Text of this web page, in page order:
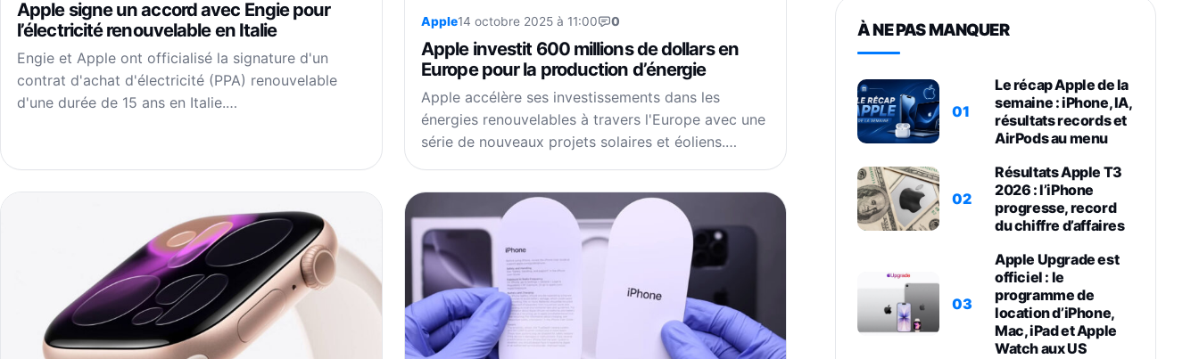
Apple signe un accord avec Engie pour
l’électricité renouvelable en Italie
Engie et Apple ont officialisé la signature d'un
contrat d'achat d'électricité (PPA) renouvelable
d'une durée de 15 ans en Italie.…
Apple14 octobre 2025 à 11:00 0
Apple investit 600 millions de dollars en
Europe pour la production d’énergie
Apple accélère ses investissements dans les
énergies renouvelables à travers l'Europe avec une
série de nouveaux projets solaires et éoliens.…
À NE PAS MANQUER
01
Le récap Apple de la
semaine : iPhone, IA,
résultats records et
AirPods au menu
02
Résultats Apple T3
2026 : l’iPhone
progresse, record
du chiffre d’affaires
03
Apple Upgrade est
officiel : le
programme de
location d’iPhone,
Mac, iPad et Apple
Watch aux US